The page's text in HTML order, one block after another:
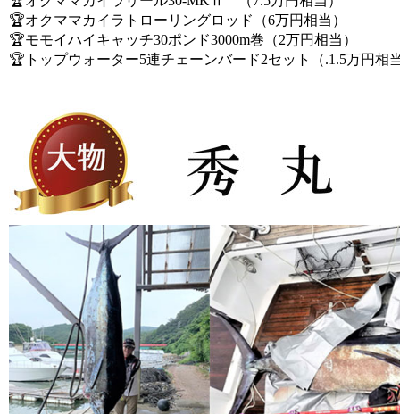
🏆オクママカイラトローリングロッド（6万円相当）
🏆モモイハイキャッチ30ポンド3000m巻（2万円相当）
🏆トップウォーター5連チェーンバード2セット（.1.5万円相